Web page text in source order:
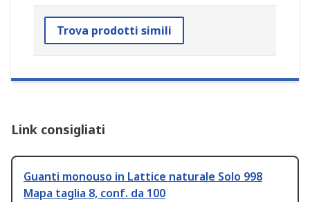
Trova prodotti simili
Link consigliati
Guanti monouso in Lattice naturale Solo 998
Mapa taglia 8, conf. da 100